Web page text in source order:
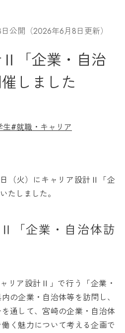
公開（2026年6月8日更新）
「企業・自治
しました
生#就職・キャリア
（火）にキャリア設計Ⅱ「企
たしました。
「企業・自治体訪
リア設計Ⅱ」で行う「企業・
の企業・自治体等を訪問し、
通して、宮崎の企業・自治体
く魅力について考える企画で